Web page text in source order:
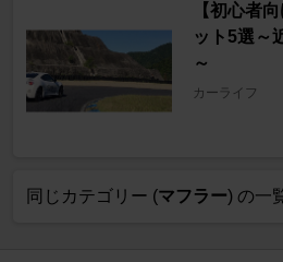
【初心者
ット5選～
～
カーライフ
同じカテゴリー (マフラー) の一